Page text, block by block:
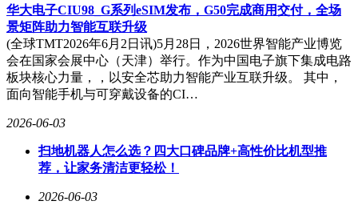
华大电子CIU98_G系列eSIM发布，G50完成商用交付，全场
景矩阵助力智能互联升级
(全球TMT2026年6月2日讯)5月28日，2026世界智能产业博览
会在国家会展中心（天津）举行。作为中国电子旗下集成电路
板块核心力量，，以安全芯助力智能产业互联升级。 其中，
面向智能手机与可穿戴设备的CI…
2026-06-03
扫地机器人怎么选？四大口碑品牌+高性价比机型推
荐，让家务清洁更轻松！
2026-06-03